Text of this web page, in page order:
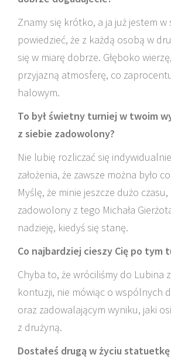
Znamy się krótko, a ja już jestem w
powiedzieć, że z każdą osobą w
się w miarę dobrze. Głęboko
przyjazną atmosferę, co
halowym.
To był świetny turniej w twoim
z siebie zadowolony?
Nie lubię rozliczać się
założenia, że zawsze można było
Myślę, że minie jeszcze dużo
zadowolony z tego Michała
nadzieję, kiedyś się stanę.
Co najbardziej cieszy Cię po tym
Chyba to, że wróciliśmy do Lubina
kontuzji, nie mówiąc o wspólnych
oraz zadowalającym wyniku, jaki
z drużyną.
Dostałeś drugą w życiu statuetkę